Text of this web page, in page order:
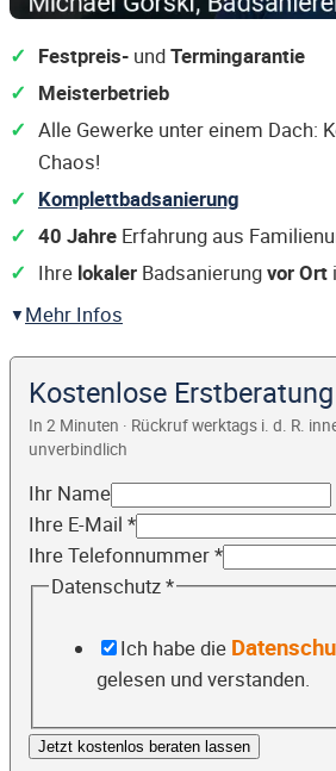
Festpreis- undTermingarantie
Meisterbetrieb
Alle Gewerke unter einem Dach:
Chaos!
Komplettbadsanierung
40 Jahre Erfahrung aus
Ihre lokaler Badsanierungvor Ort
Mehr Infos
Kostenlose
In 2 Minuten · Rückruf werktags i. d. R.
unverbindlich
Ihr Name
Ihre E-Mail *
Ihre Telefonnummer*
Datenschutz*
Ich habe die
gelesen und verstanden.
Jetzt kostenlos beraten lassen